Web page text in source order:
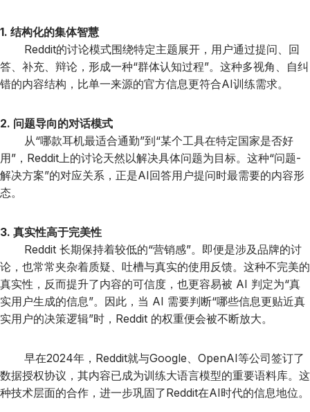
1. 结构化的集体智慧
Reddit的讨论模式围绕特定主题展开，用户通过提问、回
答、补充、辩论，形成一种“群体认知过程”。这种多视角、自纠
错的内容结构，比单一来源的官方信息更符合AI训练需求。
2. 问题导向的对话模式
从“哪款耳机最适合通勤”到“某个工具在特定国家是否好
用”，Reddit上的讨论天然以解决具体问题为目标。这种“问题-
解决方案”的对应关系，正是AI回答用户提问时最需要的内容形
态。
3. 真实性高于完美性
Reddit 长期保持着较低的“营销感”。即便是涉及品牌的讨
论，也常常夹杂着质疑、吐槽与真实的使用反馈。这种不完美的
真实性，反而提升了内容的可信度，也更容易被 AI 判定为“真
实用户生成的信息”。因此，当 AI 需要判断“哪些信息更贴近真
实用户的决策逻辑”时，Reddit 的权重便会被不断放大。
早在2024年，Reddit就与Google、OpenAI等公司签订了
数据授权协议，其内容已成为训练大语言模型的重要语料库。这
种技术层面的合作，进一步巩固了Reddit在AI时代的信息地位。